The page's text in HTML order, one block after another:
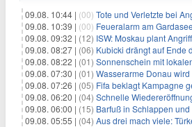
09.08. 10:44 | (00) Tote und Verletzte bei Angriff
09.08. 10:39 | (00) Feueralarm am
09.08. 09:32 | (12) ISW: Moskau plant Angriffswelle
09.08. 08:27 | (06) Kubicki drängt auf Ende
09.08. 08:22 | (01) Sonnenschein mit lokalen
09.08. 07:30 | (01) Wasserarme Donau wird zur
09.08. 07:26 | (05) Fifa beklagt Kampagne
09.08. 06:20 | (04) Schnelle Wiedereröffnung der
09.08. 06:00 | (15) Barfuß in Schlappen und
09.08. 05:55 | (04) Aus drei mach viele: Türkei